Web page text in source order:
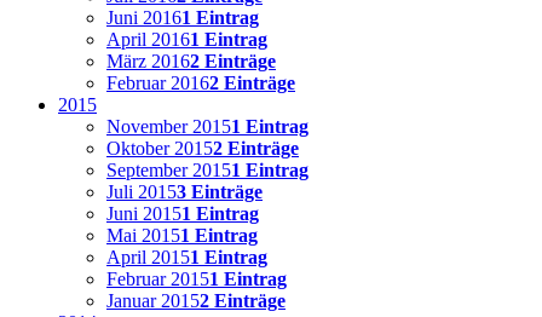
Juni 20161 Eintrag
April 20161 Eintrag
März 20162 Einträge
Februar 20162 Einträge
2015
November 20151 Eintrag
Oktober 20152 Einträge
September 20151 Eintrag
Juli 20153 Einträge
Juni 20151 Eintrag
Mai 20151 Eintrag
April 20151 Eintrag
Februar 20151 Eintrag
Januar 20152 Einträge